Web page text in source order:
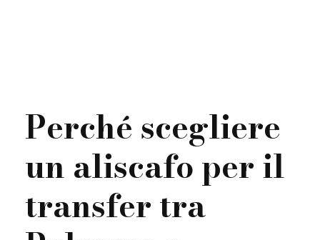
Perché scegliere
un aliscafo per il
transfer tra